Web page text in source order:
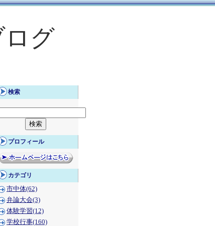
ログ
検索
プロフィール
カテゴリ
市中体(62)
弁論大会(3)
体験学習(12)
学校行事(160)